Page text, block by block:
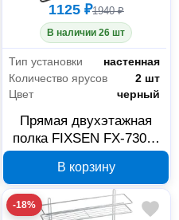
1125 ₽1940 ₽
В наличии 26 шт
Тип установки
настенная
Количество ярусов
2 шт
Цвет
черный
Прямая двухэтажная
полка FIXSEN FX-730B-
В корзину
-18%